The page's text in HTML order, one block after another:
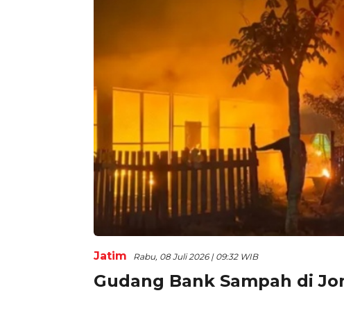
Jatim Rabu, 08 Juli 2026 | 09:32 WIB
Gudang Bank Sampah di